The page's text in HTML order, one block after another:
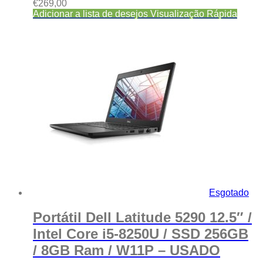
€269,00
Adicionar a lista de desejos Visualização Rápida
Esgotado
Portátil Dell Latitude 5290 12.5″ /
Intel Core i5-8250U / SSD 256GB
/ 8GB Ram / W11P – USADO